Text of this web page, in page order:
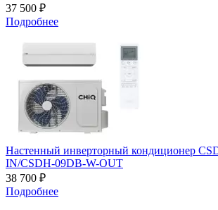
37 500 ₽
Подробнее
Настенный инверторный кондиционер
IN/CSDH-09DB-W-OUT
38 700 ₽
Подробнее